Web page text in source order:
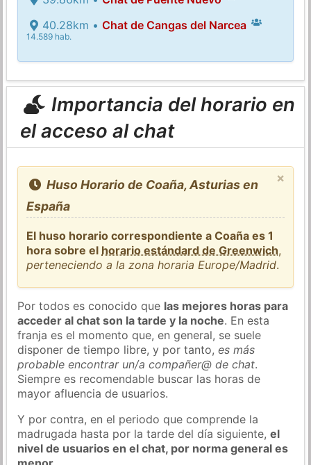
40.28km • Chat de Cangas del Narcea
14.589 hab.
Importancia del horario en
el acceso al chat
×
Huso Horario de Coaña, Asturias en
España
El huso horario correspondiente a Coaña es 1
hora sobre el horario estándard de Greenwich,
perteneciendo a la zona horaria Europe/Madrid.
Por todos es conocido que las mejores horas para
acceder al chat son la tarde y la noche. En esta
franja es el momento que, en general, se suele
disponer de tiempo libre, y por tanto,es más
probable encontrar un/a compañer@ de chat.
Siempre es recomendable buscar las horas de
mayor afluencia de usuarios.
Y por contra, en el periodo que comprende la
madrugada hasta por la tarde del día siguiente,el
nivel de usuarios en el chat, por norma general es